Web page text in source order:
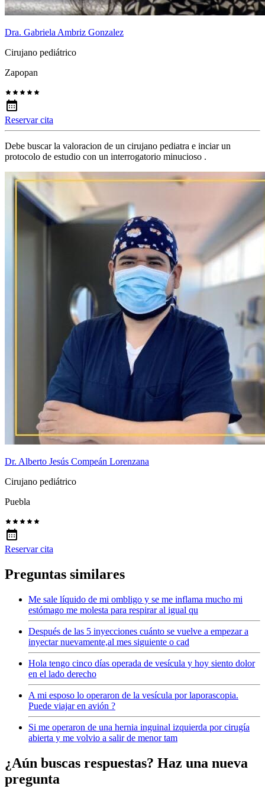
Dra. Gabriela Ambriz Gonzalez
Cirujano pediátrico
Zapopan
Reservar cita
Debe buscar la valoracion de un cirujano pediatra e inciar un
protocolo de estudio con un interrogatorio minucioso .
Dr. Alberto Jesús Compeán Lorenzana
Cirujano pediátrico
Puebla
Reservar cita
Preguntas similares
Me sale líquido de mi ombligo y se me inflama mucho mi
estómago me molesta para respirar al igual qu
Después de las 5 inyecciones cuánto se vuelve a empezar a
inyectar nuevamente,al mes siguiente o cad
Hola tengo cinco días operada de vesícula y hoy siento dolor
en el lado derecho
A mi esposo lo operaron de la vesícula por laporascopia.
Puede viajar en avión ?
Si me operaron de una hernia inguinal izquierda por cirugía
abierta y me volvio a salir de menor tam
¿Aún buscas respuestas? Haz una nueva
pregunta